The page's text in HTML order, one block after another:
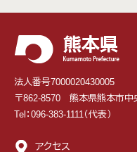
法人番号7000020430005
〒862-8570 熊本県熊本市中
Tel：096-383-1111（代表）
アクセス